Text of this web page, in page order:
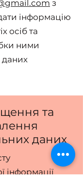
з
інформацію
осіб та
ними
та
даних
інформації